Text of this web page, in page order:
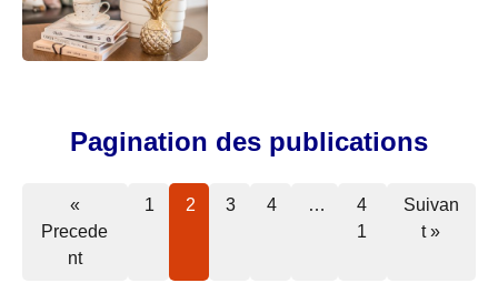
Pagination des publications
«
Precede
nt
1 2 3 4 …
4
1
Suivan
t »